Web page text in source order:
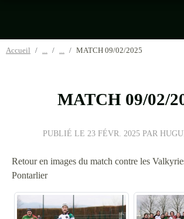
Accueil MATCH 09/02/2025
MATCH 09/02/
PUBLIÉ LE 23 FÉVR. 2025PAR
Retour en images du match contre les
Pontarlier